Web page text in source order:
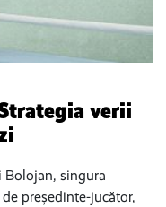
verii
singura
președinte-jucător,